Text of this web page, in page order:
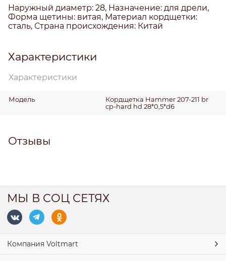
Наружный диаметр: 28, Назначение: для дрели,
Форма щетины: витая, Материал кордщетки:
сталь, Страна происхождения: Китай
Характеристики
Характеристики
Модель
Кордщетка Hammer 207-211 br
cp-hard hd 28*0,5*d6
Отзывы
МЫ В СОЦ СЕТЯХ
Компания Voltmart